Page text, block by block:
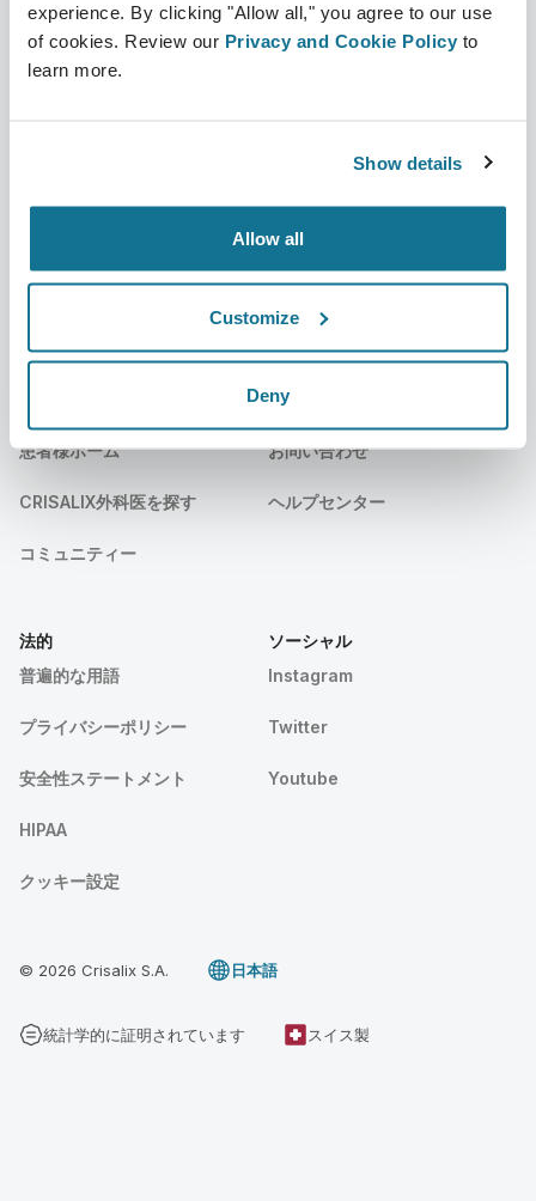
experience. By clicking "Allow all," you agree to our use
of cookies. Review our Privacy and Cookie Policy to
learn more.
Show details
Allow all
Customize
Deny
会社
CRISALIXについて
イベント
外科医
サブスクリプションプラン
Customer Stories
患者様ホーム
CRISALIX外科医を探す
コミュニティー
お問い合わせ
ヘルプセンター
法的
普遍的な用語
プライバシーポリシー
安全性ステートメント
HIPAA
クッキー設定
ソーシャル
Instagram
Twitter
Youtube
© 2026 Crisalix S.A. 日本語
統計学的に証明されています スイス製